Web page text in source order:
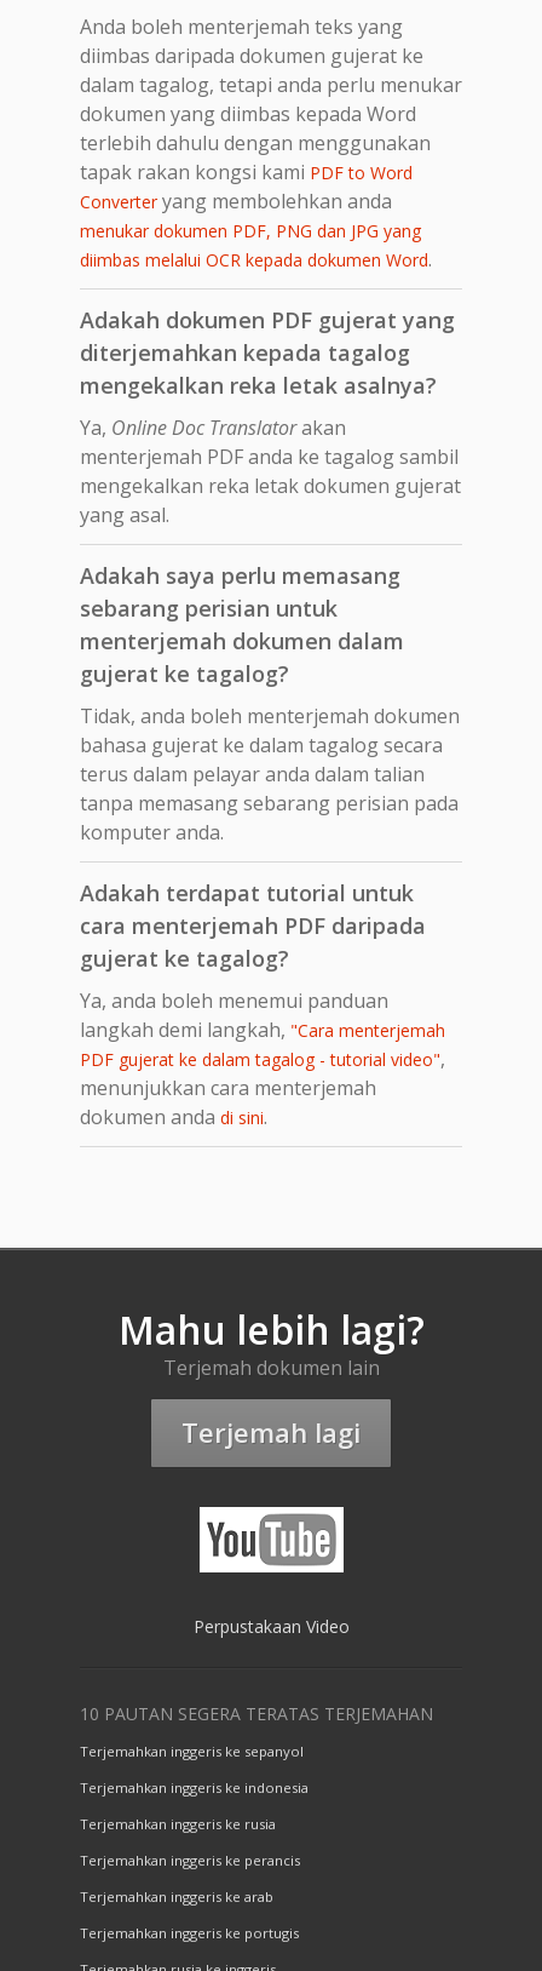
Anda boleh menterjemah teks yang
diimbas daripada dokumen gujerat ke
dalam tagalog, tetapi anda perlu menukar
dokumen yang diimbas kepada Word
terlebih dahulu dengan menggunakan
tapak rakan kongsi kami PDF to Word
Converteryang membolehkan anda
menukar dokumen PDF, PNG dan JPG yang
diimbas melalui OCR kepada dokumen Word.
Adakah dokumen PDF gujerat yang
diterjemahkan kepada tagalog
mengekalkan reka letak asalnya?
Ya, Online Doc Translatorakan
menterjemah PDF anda ke tagalog sambil
mengekalkan reka letak dokumen gujerat
yang asal.
Adakah saya perlu memasang
sebarang perisian untuk
menterjemah dokumen dalam
gujerat ke tagalog?
Tidak, anda boleh menterjemah dokumen
bahasa gujerat ke dalam tagalog secara
terus dalam pelayar anda dalam talian
tanpa memasang sebarang perisian pada
komputer anda.
Adakah terdapat tutorial untuk
cara menterjemah PDF daripada
gujerat ke tagalog?
Ya, anda boleh menemui panduan
langkah demi langkah, "Cara menterjemah
PDF gujerat ke dalam tagalog - tutorial video",
menunjukkan cara menterjemah
dokumen anda di sini.
Mahu lebih lagi?
Terjemah dokumen lain
Terjemah lagi
Perpustakaan Video
10 PAUTAN SEGERA TERATAS TERJEMAHAN
Terjemahkan inggeris ke sepanyol
Terjemahkan inggeris ke indonesia
Terjemahkan inggeris ke rusia
Terjemahkan inggeris ke perancis
Terjemahkan inggeris ke arab
Terjemahkan inggeris ke portugis